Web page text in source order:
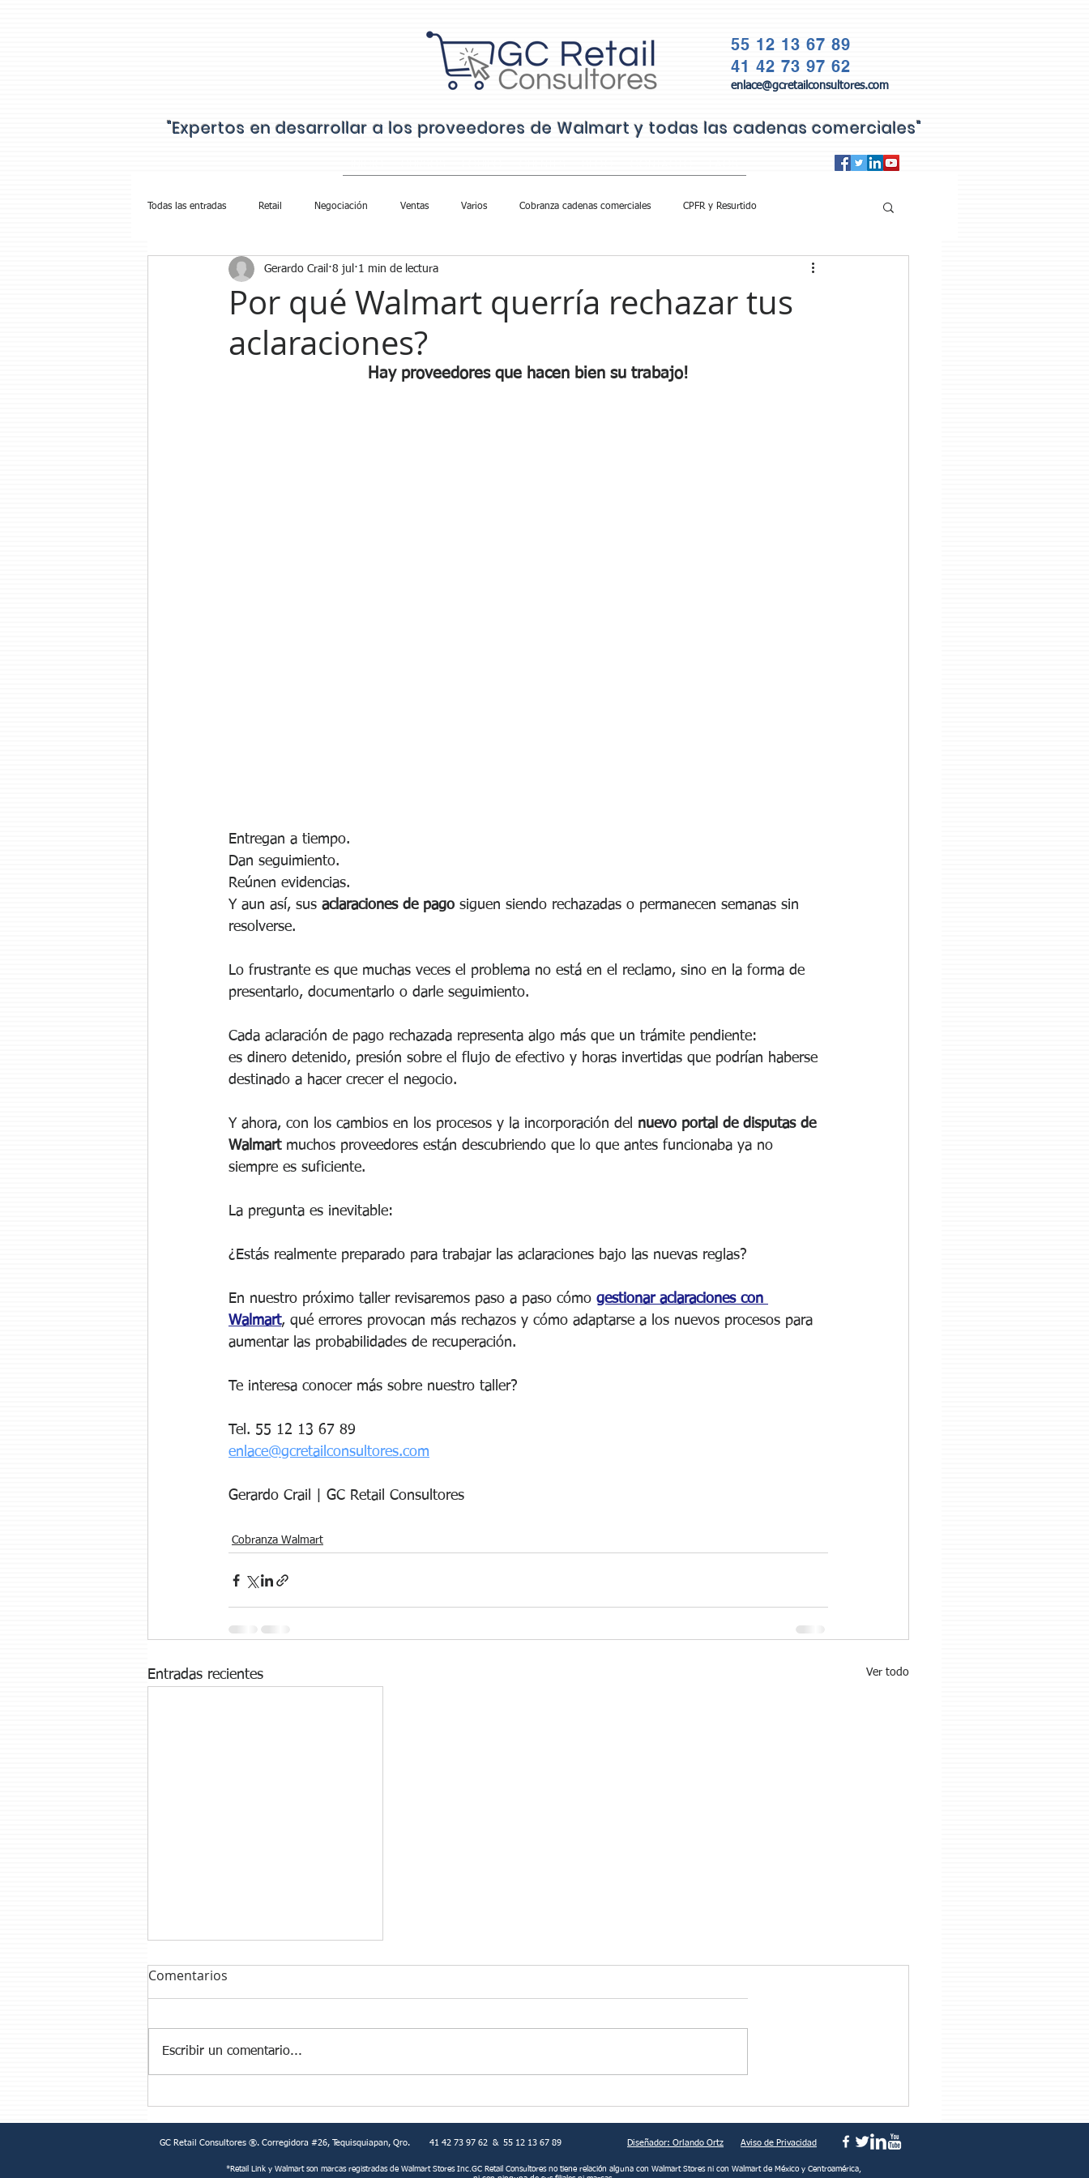
55 12 13 67 89
41 42 73 97 62
enlace@gcretailconsultores.com
"Expertos en desarrollar a los proveedores de Walmart y todas las cadenas comerciales"
Todas las entradas Retail Negociación Ventas Varios Cobranza cadenas comerciales CPFR y Resurtido
Cobranza Walmart
Por qué Walmart querría rechazar tus
aclaraciones?
Gerardo Crail 8 jul 1 min de lectura
Hay proveedores que hacen bien su trabajo!
Entregan a tiempo.
Dan seguimiento.
Reúnen evidencias.
Y aun así, sus aclaraciones de pago siguen siendo rechazadas o permanecen semanas sin
resolverse.
Lo frustrante es que muchas veces el problema no está en el reclamo, sino en la forma de
presentarlo, documentarlo o darle seguimiento.
Cada aclaración de pago rechazada representa algo más que un trámite pendiente:
es dinero detenido, presión sobre el flujo de efectivo y horas invertidas que podrían haberse
destinado a hacer crecer el negocio.
Y ahora, con los cambios en los procesos y la incorporación del nuevo portal de disputas de
Walmart muchos proveedores están descubriendo que lo que antes funcionaba ya no
siempre es suficiente.
La pregunta es inevitable:
¿Estás realmente preparado para trabajar las aclaraciones bajo las nuevas reglas?
En nuestro próximo taller revisaremos paso a paso cómo gestionar aclaraciones con
Walmart, qué errores provocan más rechazos y cómo adaptarse a los nuevos procesos para
aumentar las probabilidades de recuperación.
Te interesa conocer más sobre nuestro taller?
Tel. 55 12 13 67 89
enlace@gcretailconsultores.com
Gerardo Crail | GC Retail Consultores
Cobranza Walmart
Entradas recientes Ver todo
zapato de los proveedores!
Comentarios
Escribir un comentario...
GC Retail Consultores ®. Corregidora #26, Tequisquiapan, Qro. 41 42 73 97 62 & 55 12 13 67 89 Diseñador: Orlando Ortz Aviso de Privacidad
*Retail Link y Walmart son marcas registradas de Walmart Stores Inc.GC Retail Consultores no tiene relación alguna con Walmart Stores ni con Walmart de México y Centroamérica,